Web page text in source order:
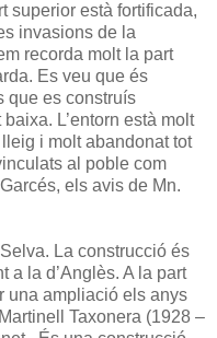
superior està fortificada,
invasions de la
recorda molt la part
Es veu que és
que es construís
L’entorn està molt
i molt abandonat tot
al poble com
els avis de Mn.
La construcció és
a la d’Anglès. A la part
una ampliació els anys
Taxonera (1928 –